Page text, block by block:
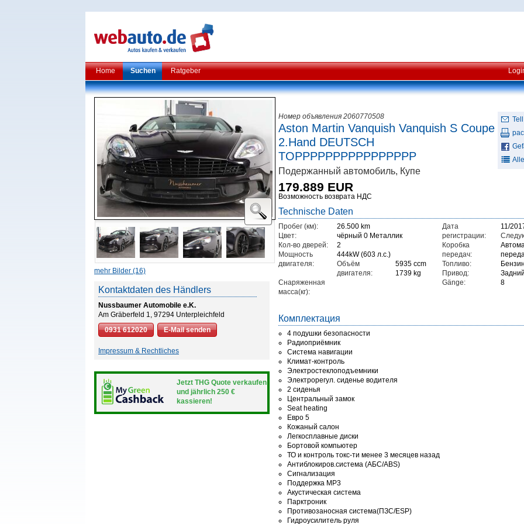
Home Suchen Ratgeber
mehr Bilder (16)
Kontaktdaten des Händlers
Nussbaumer Automobile e.K.
Am Gräberfeld 1, 97294 Unterpleichfeld
0931 612020
E-Mail senden
Impressum & Rechtliches
Jetzt THG Quote verkaufen
und jährlich 250 €
kassieren!
Номер объявления 2060770508
Aston Martin Vanquish Vanquish S Coupe
2.Hand DEUTSCH
TOPPPPPPPPPPPPPPPP
Подержанный автомобиль, Купе
179.889 EUR
Возможность возврата НДС
Technische Daten
Пробег (км):
26.500 km
Цвет:
чёрный 0 Металлик
Кол-во дверей:
2
Мощность
двигателя:
444kW (603 л.с.)
Объём
двигателя:
5935 ccm
Снаряженная
масса(кг):
1739 kg
Дата
регистрации:
11/
Коробка
передач:
Топливо:
Бензин
Привод:
Gänge:
8
Комплектация
4 подушки безопасности
Радиоприёмник
Система навигации
Климат-контроль
Электростеклоподъемники
Электрорегул. сиденье водителя
2 сиденья
Центральный замок
Seat heating
Евро 5
Кожаный салон
Легкосплавные диски
Бортовой компьютер
ТО и контроль токс-ти менее 3 месяцев назад
Антиблокиров.система (АБС/ABS)
Сигнализация
Поддержка MP3
Акустическая система
Парктроник
Противозаносная система(ПЗС/ESP)
Гидроусилитель руля